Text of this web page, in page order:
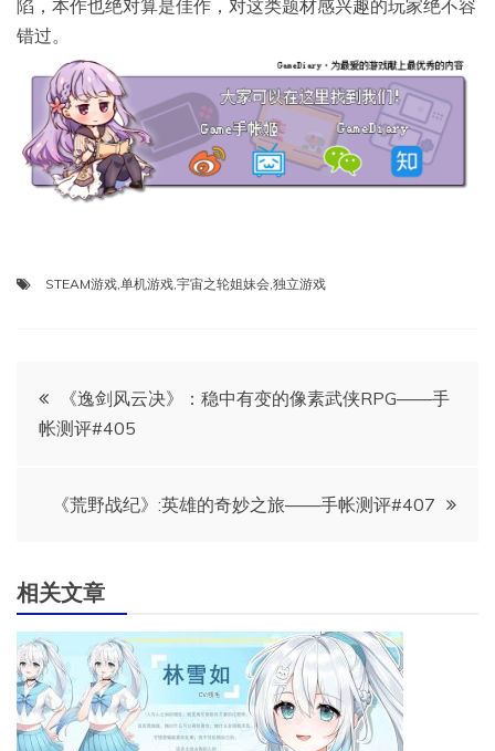
陷，本作也绝对算是佳作，对这类题材感兴趣的玩家绝不容
错过。
STEAM游戏 单机游戏 宇宙之轮姐妹会 独立游戏
文
章
航
《逸剑风云决》：稳中有变的像素武侠RPG——手
帐测评#405
《荒野战纪》:英雄的奇妙之旅——手帐测评#407
相关文章